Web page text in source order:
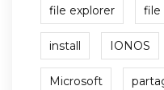
file explorer file
install IONOS
Microsoft